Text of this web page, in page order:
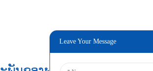
Leave Your Message